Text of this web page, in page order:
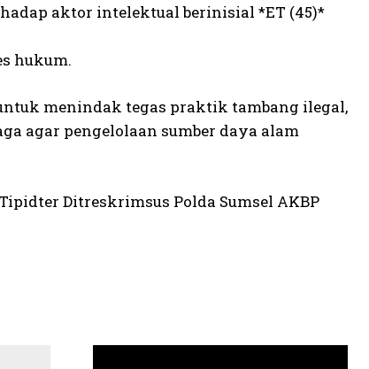
aktor intelektual berinisial *ET (45)*
hukum.
menindak tegas praktik tambang ilegal,
agar pengelolaan sumber daya alam
Ditreskrimsus Polda Sumsel AKBP